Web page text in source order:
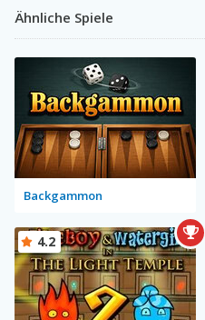
Ähnliche Spiele
Backgammon
4.2